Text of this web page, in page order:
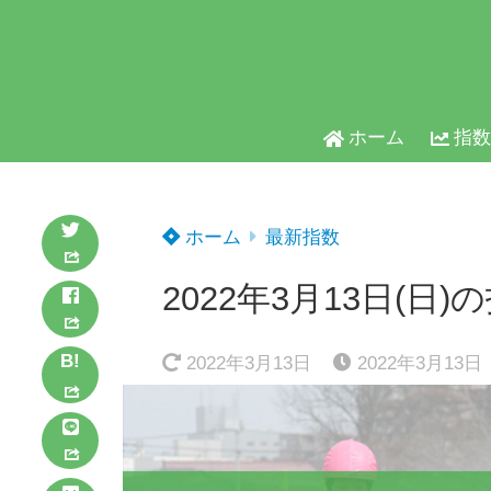
ホーム 指数
B!
ホーム 最新指数
2022年3月13日(日)
2022年3月13日 2022年3月13日